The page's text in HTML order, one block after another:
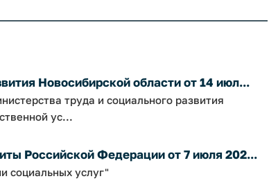
Новосибирской области от 14 июл...
труда и социального развития
ус...
Российской Федерации от 7 июля 202...
социальных услуг"